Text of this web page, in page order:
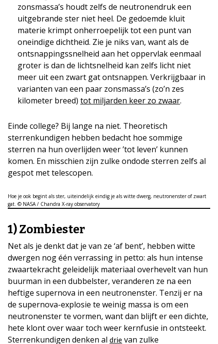
zonsmassa’s houdt zelfs de neutronendruk een
uitgebrande ster niet heel. De gedoemde kluit
materie krimpt onherroepelijk tot een punt van
oneindige dichtheid. Zie je niks van, want als de
ontsnappingssnelheid aan het oppervlak eenmaal
groter is dan de lichtsnelheid kan zelfs licht niet
meer uit een zwart gat ontsnappen. Verkrijgbaar in
varianten van een paar zonsmassa’s (zo’n zes
kilometer breed) tot miljarden keer zo zwaar.
Einde college? Bij lange na niet. Theoretisch
sterrenkundigen hebben bedacht hoe sommige
sterren na hun overlijden weer ’tot leven’ kunnen
komen. En misschien zijn zulke ondode sterren zelfs al
gespot met telescopen.
Hoe je ook begint als ster, uiteindelijk eindig je als witte dwerg, neutronenster of zwart
gat. © NASA / Chandra X-ray observatory
1) Zombiester
Net als je denkt dat je van ze ‘af bent’, hebben witte
dwergen nog één verrassing in petto: als hun intense
zwaartekracht geleidelijk materiaal overhevelt van hun
buurman in een dubbelster, veranderen ze na een
heftige supernova in een neutronenster. Tenzij er na
de supernova-explosie te weinig massa is om een
neutronenster te vormen, want dan blijft er een dichte,
hete klont over waar toch weer kernfusie in ontsteekt.
Sterrenkundigen denken al drie van zulke